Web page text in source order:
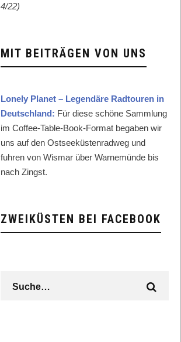
4/22)
MIT BEITRÄGEN VON UNS
Lone­ly Plan­et – Leg­endäre Rad­touren in
Deutsch­land: Für diese schöne Samm­lung
im Cof­fee-Table-Book-For­mat begaben wir
uns auf den Ost­seeküsten­rad­weg und
fuhren von Wis­mar über Warnemünde bis
nach Zingst.
ZWEIKÜSTEN BEI FACEBOOK